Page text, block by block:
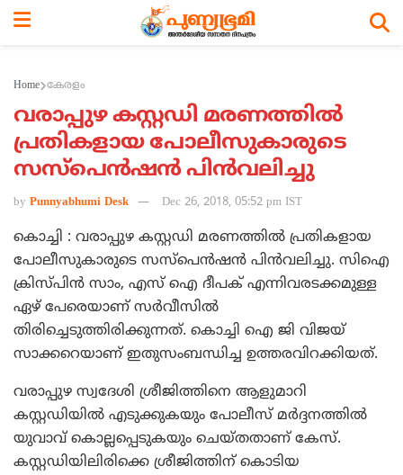
Home കേരളം
വരാപ്പുഴ കസ്റ്റഡി മരണത്തില്‍
പ്രതികളായ പോലീസുകാരുടെ
സസ്പെന്‍ഷന്‍ പിന്‍വലിച്ചു
by Punnyabhumi Desk Dec 26, 2018, 05:52 pm IST
കൊച്ചി : വരാപ്പുഴ കസ്റ്റഡി മരണത്തില്‍ പ്രതികളായ
പോലീസുകാരുടെ സസ്പെന്‍ഷന്‍ പിന്‍വലിച്ചു. സിഐ
ക്രിസ്പിന്‍ സാം, എസ് ഐ ദീപക് എന്നിവരടക്കമുള്ള
ഏഴ് പേരെയാണ് സര്‍വീസില്‍
തിരിച്ചെടുത്തിരിക്കുന്നത്. കൊച്ചി ഐ ജി വിജയ്
സാക്കറെയാണ് ഇതുസംബന്ധിച്ച ഉത്തരവിറക്കിയത്.
വരാപ്പുഴ സ്വദേശി ശ്രീജിത്തിനെ ആളുമാറി
കസ്റ്റഡിയില്‍ എടുക്കുകയും പോലീസ് മര്‍ദ്ദനത്തില്‍
യുവാവ് കൊല്ലപ്പെടുകയും ചെയ്തതാണ് കേസ്.
കസ്റ്റഡിയിലിരിക്കെ ശ്രീജിത്തിന് കൊടിയ